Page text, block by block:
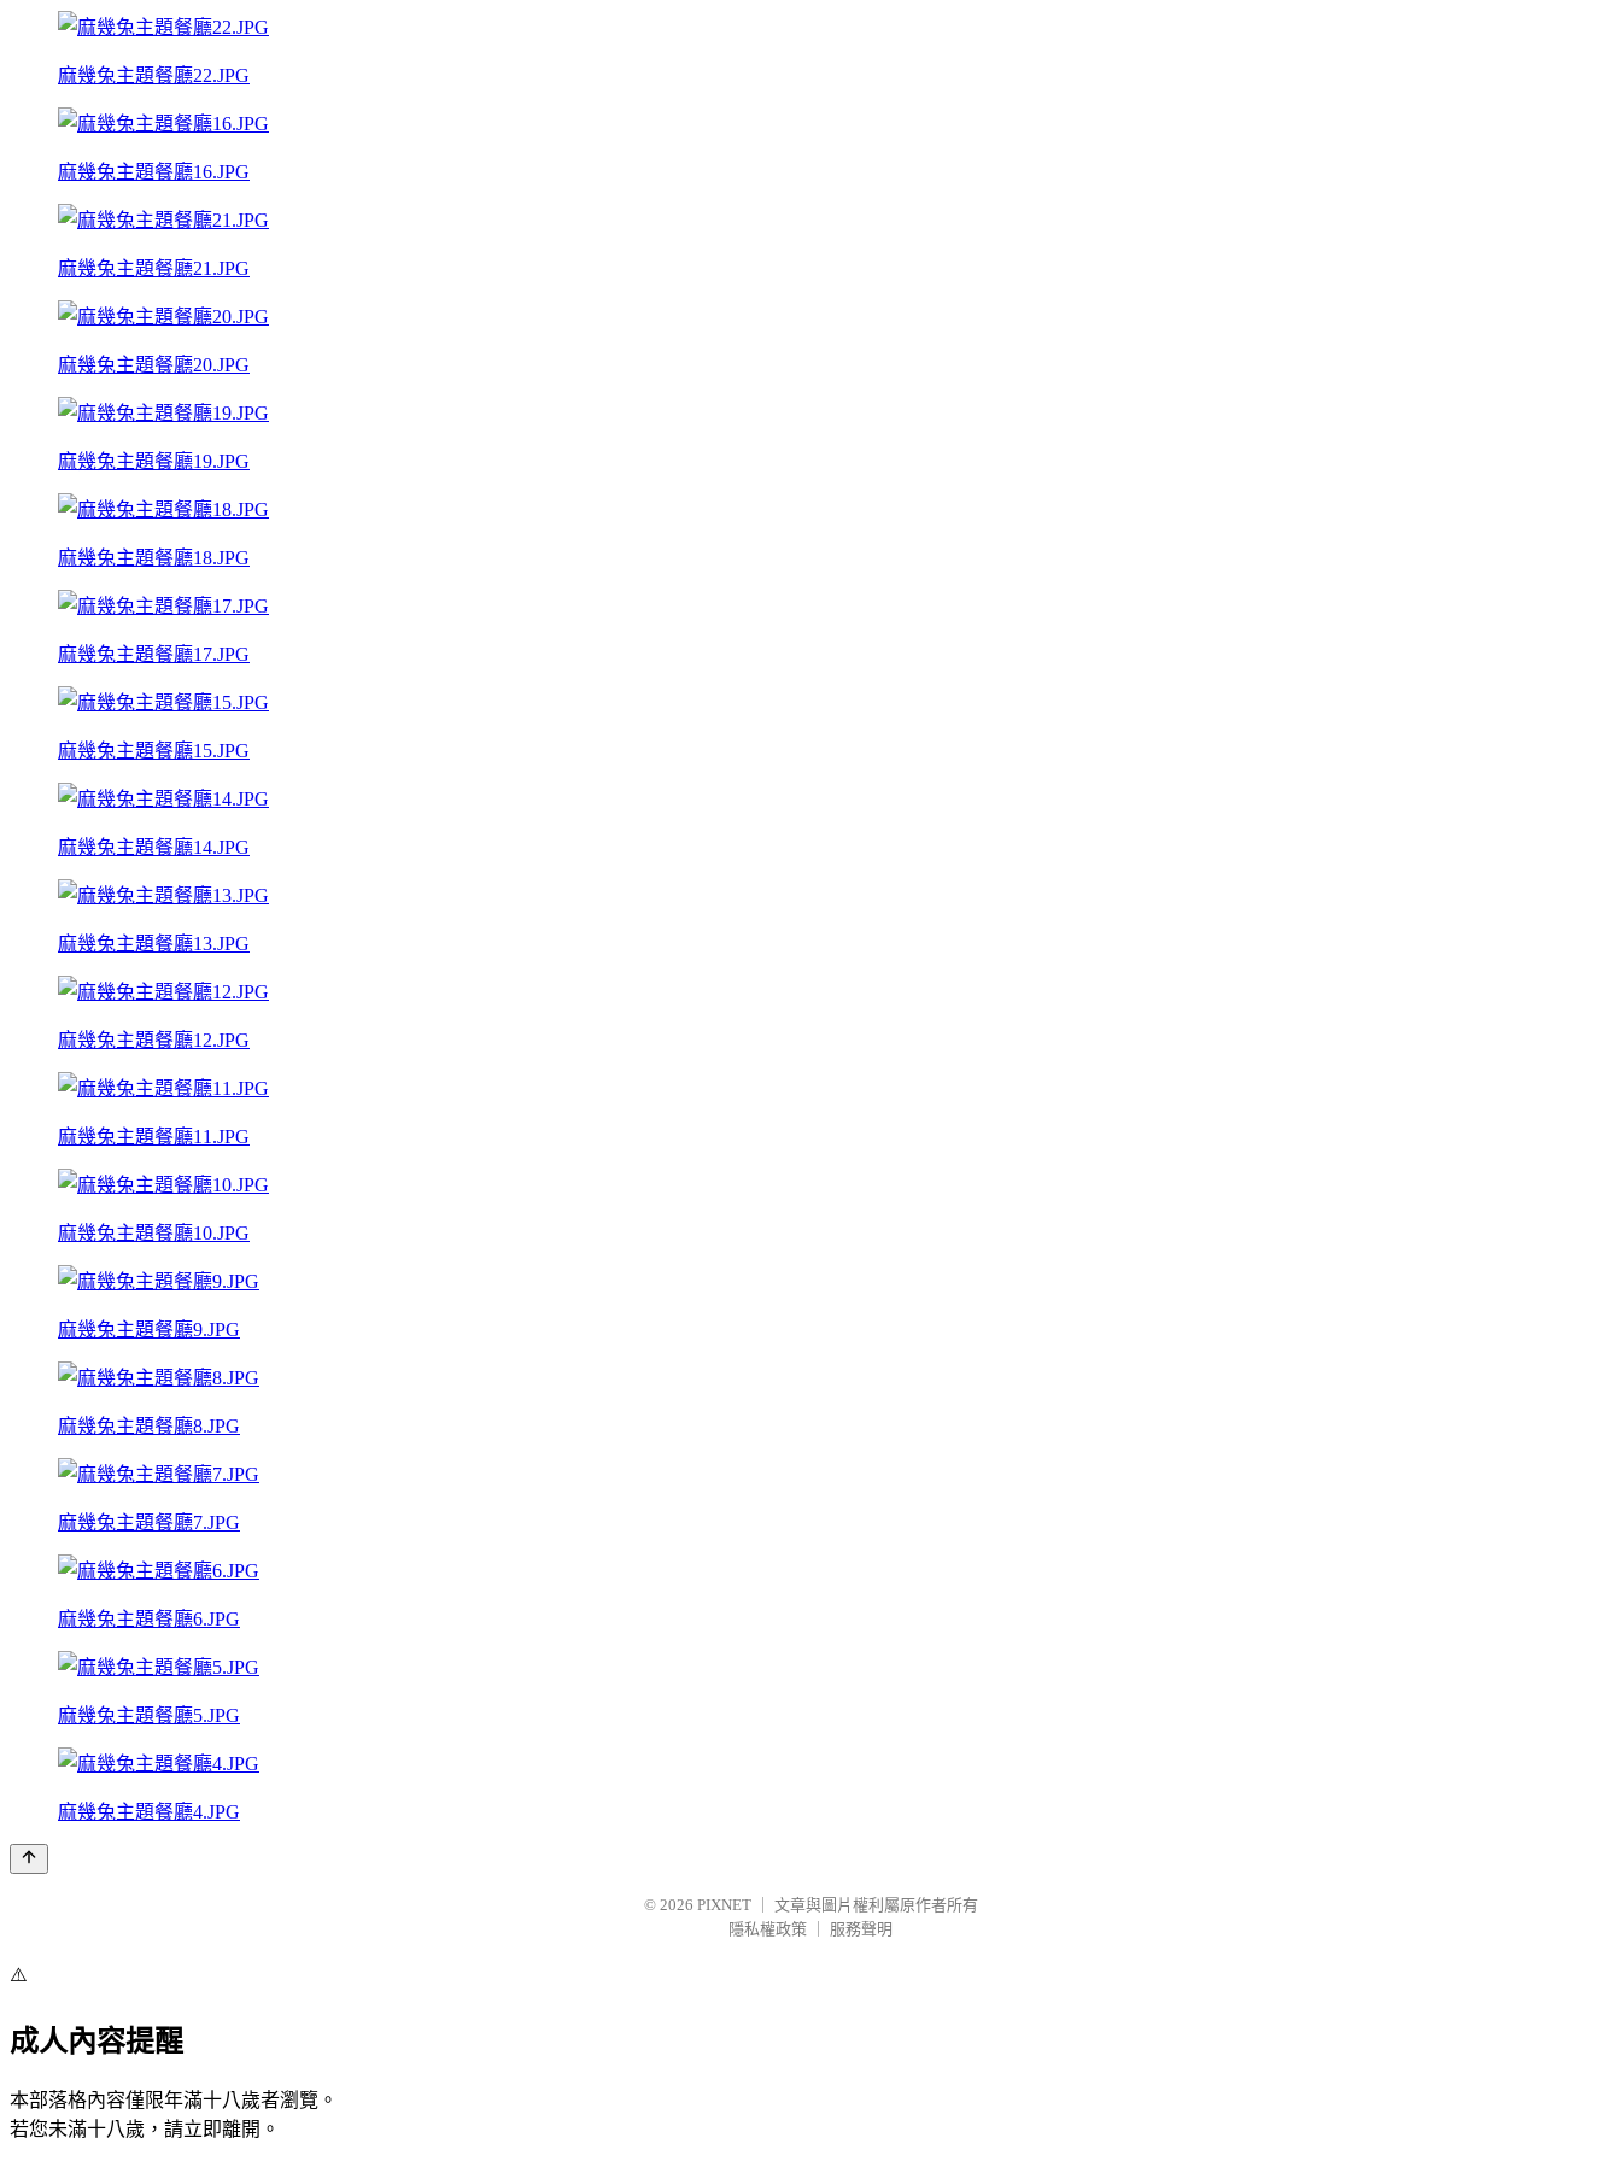
麻幾兔主題餐廳22.JPG
麻幾兔主題餐廳16.JPG
麻幾兔主題餐廳21.JPG
麻幾兔主題餐廳20.JPG
麻幾兔主題餐廳19.JPG
麻幾兔主題餐廳18.JPG
麻幾兔主題餐廳17.JPG
麻幾兔主題餐廳15.JPG
麻幾兔主題餐廳14.JPG
麻幾兔主題餐廳13.JPG
麻幾兔主題餐廳12.JPG
麻幾兔主題餐廳11.JPG
麻幾兔主題餐廳10.JPG
麻幾兔主題餐廳9.JPG
麻幾兔主題餐廳8.JPG
麻幾兔主題餐廳7.JPG
麻幾兔主題餐廳6.JPG
麻幾兔主題餐廳5.JPG
麻幾兔主題餐廳4.JPG
© 2026 PIXNET
文章與圖片權利屬原作者所有
隱私權政策
服務聲明
⚠️
成人內容提醒
本部落格內容僅限年滿十八歲者瀏覽。
若您未滿十八歲，請立即離開。